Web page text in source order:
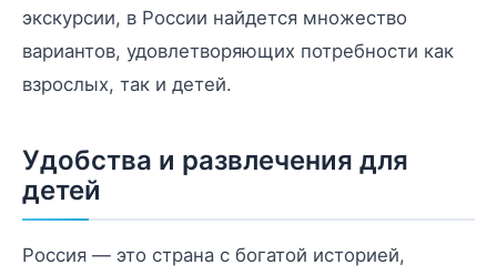
экскурсии, в России найдется множество
вариантов, удовлетворяющих потребности как
взрослых, так и детей.
Удобства и развлечения для
детей
Россия — это страна с богатой историей,